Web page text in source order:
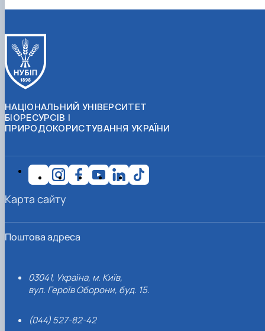
НАЦІОНАЛЬНИЙ УНІВЕРСИТЕТ
БІОРЕСУРСІВ І
ПРИРОДОКОРИСТУВАННЯ УКРАЇНИ
Поштова адреса
03041, Україна, м. Київ,
вул. Героїв Оборони, буд. 15.
(044) 527-82-42
Карта сайту